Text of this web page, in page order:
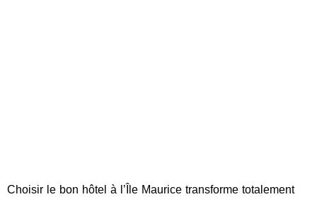
Choisir le bon hôtel à l’Île Maurice transforme totalement